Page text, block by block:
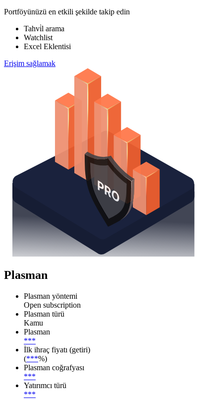
Portföyünüzü en etkili şekilde takip edin
Tahvi̇l arama
Watchlist
Excel Eklentisi
Erişim sağlamak
Plasman
Plasman yöntemi
Open subscription
Plasman türü
Kamu
Plasman
***
İlk ihraç fiyatı (getiri)
(***%)
Plasman coğrafyası
***
Yatırımcı türü
***